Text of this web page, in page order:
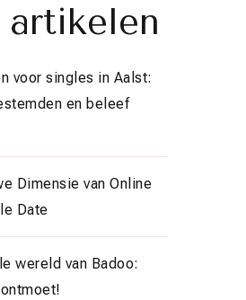
artikelen
voor singles in Aalst:
en beleef
Dimensie van Online
Date
wereld van Badoo: